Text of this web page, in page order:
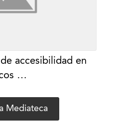
accesibilidad en
…
Mediateca